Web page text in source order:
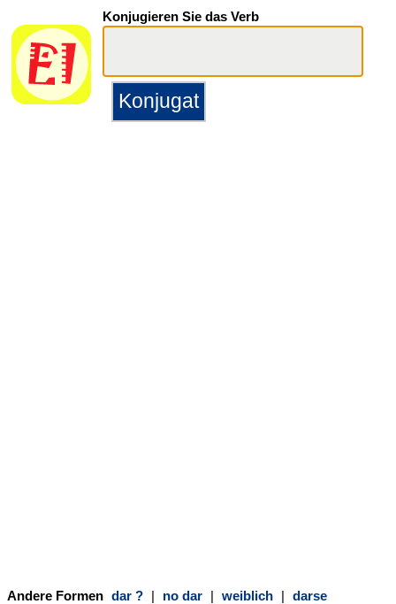
Konjugieren Sie das Verb
Andere Formen dar ? | no dar | weiblich | darse